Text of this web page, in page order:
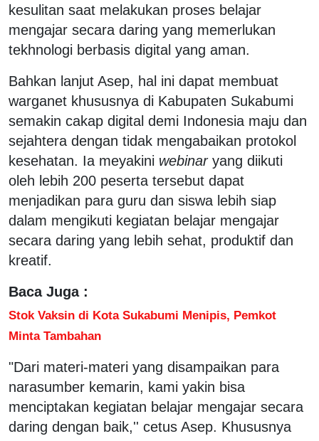
kesulitan saat melakukan proses belajar
mengajar secara daring yang memerlukan
tekhnologi berbasis digital yang aman.
Bahkan lanjut Asep, hal ini dapat membuat
warganet khususnya di Kabupaten Sukabumi
semakin cakap digital demi Indonesia maju dan
sejahtera dengan tidak mengabaikan protokol
kesehatan. Ia meyakini webinaryang diikuti
oleh lebih 200 peserta tersebut dapat
menjadikan para guru dan siswa lebih siap
dalam mengikuti kegiatan belajar mengajar
secara daring yang lebih sehat, produktif dan
kreatif.
Baca Juga :
Stok Vaksin di Kota Sukabumi Menipis, Pemkot
Minta Tambahan
"Dari materi-materi yang disampaikan para
narasumber kemarin, kami yakin bisa
menciptakan kegiatan belajar mengajar secara
daring dengan baik,'' cetus Asep. Khususnya